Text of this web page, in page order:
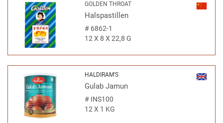
GOLDEN THROAT
Halspastillen
#6862-1
12 X 8 X 22,8 G
HALDIRAM'S
Gulab Jamun
#INS100
12 X 1 KG